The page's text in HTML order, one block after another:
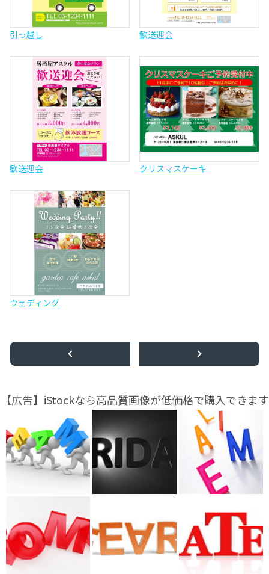
引っ越し 歓送迎会
歓送迎会 クリスマスケーキ
ウェディング
【広告】iStockなら高品質画像が低価格で購入できます